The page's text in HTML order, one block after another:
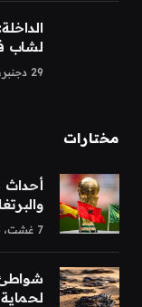
لشاب
29 دجنبر، 2025
مختارات
أحداث
7 غشت، 2026